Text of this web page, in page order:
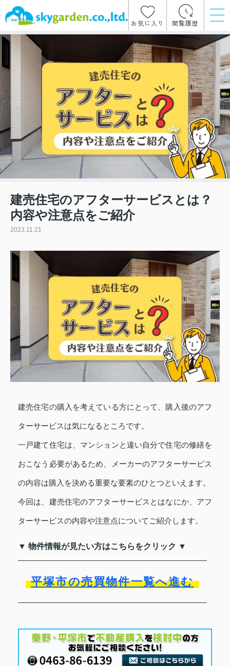
お気に入り 閲覧履歴
建売住宅のアフターサービスとは？
内容や注意点をご紹介
2023.11.21
建売住宅の購入を考えている方にとって、購入後のアフ
ターサービスは気になるところです。
一戸建て住宅は、マンションと違い自分で住宅の修繕を
おこなう必要があるため、メーカーのアフターサービス
の内容は購入を決める重要な要素のひとつといえます。
今回は、建売住宅のアフターサービスとはなにか、アフ
ターサービスの内容や注意点についてご紹介します。
▼ 物件情報が見たい方はこちらをクリック ▼
平塚市の売買物件一覧へ進む